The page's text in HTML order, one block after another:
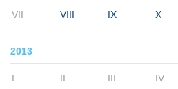
VII VIII IX X
2013
I II III IV